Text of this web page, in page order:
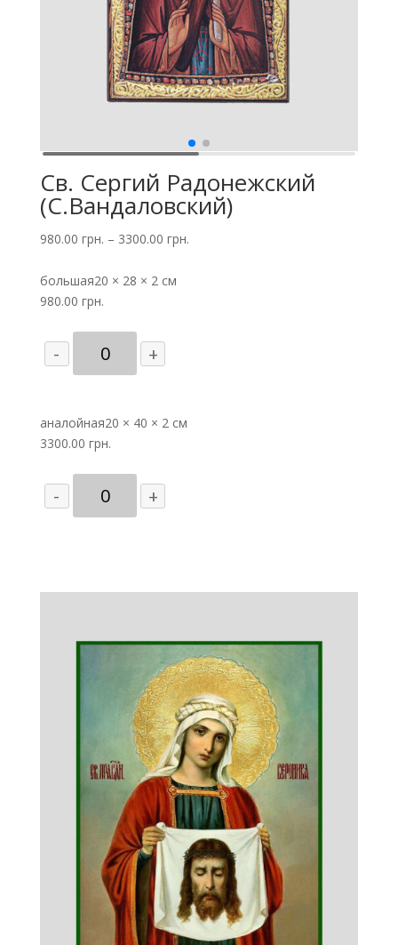
Св. Сергий Радонежский
(С.Вандаловский)
980.00 грн. – 3300.00 грн.
большая20 × 28 × 2 см
980.00 грн.
-
Количество
товара
Радонежский
(С.Вандаловский)
+
аналойная20 × 40 × 2 см
3300.00 грн.
-
Количество
товара
+